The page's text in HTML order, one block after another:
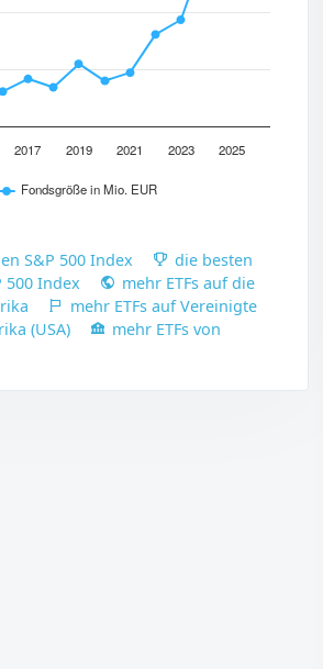
Fondsgröße in Mio. EUR
2017 2019 2021 2023 2025
S&P 500 Index
die besten
500 Index
mehr ETFs auf die
mehr ETFs auf Vereinigte
(USA)
mehr ETFs von